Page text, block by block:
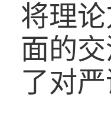
将理
面的
了对